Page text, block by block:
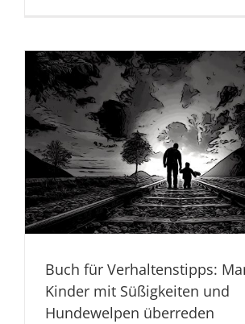
Buch für Verhaltenstipps:
Kinder mit Süßigkeiten und
Hundewelpen überreden